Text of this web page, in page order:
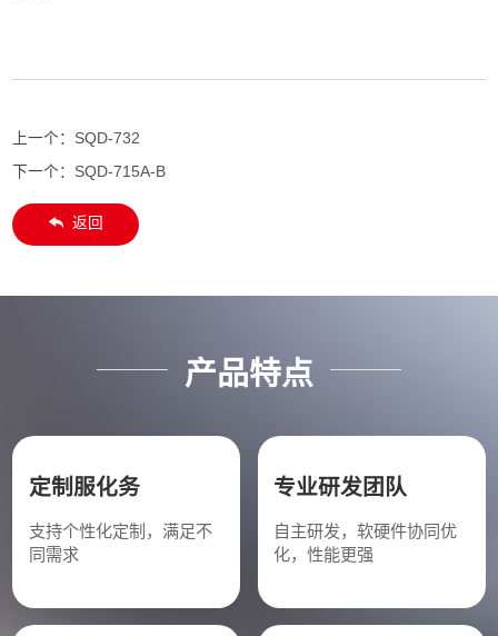
上一个： SQD-732
下一个： SQD-715A-B
返回
产品特点
定制服化务
支持个性化定制，满足不
同需求
专业研发团队
自主研发，软硬件协同优
化，性能更强